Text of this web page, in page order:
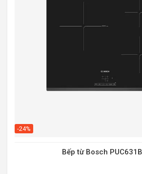
-24%
Bếp từ Bosch